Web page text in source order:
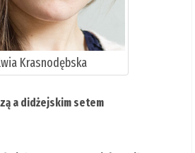
Krasnodębska
a didżejskim setem